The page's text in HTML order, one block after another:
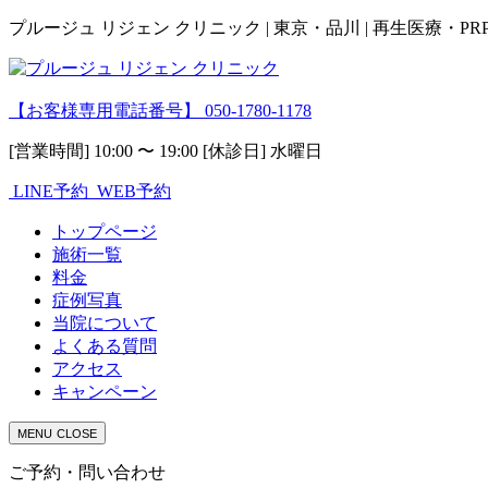
プルージュ リジェン クリニック | 東京・品川 | 再生医療・
【お客様専用電話番号】 050-1780-1178
[営業時間] 10:00 〜 19:00 [休診日] 水曜日
LINE予約 WEB予約
トップページ
施術一覧
料金
症例写真
当院について
よくある質問
アクセス
キャンペーン
MENU CLOSE
ご予約・問い合わせ